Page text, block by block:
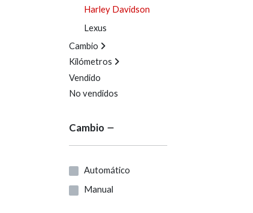
Harley Davidson
Lexus
Cambio
Kilómetros
Vendido
No vendidos
Cambio
Automático
Manual